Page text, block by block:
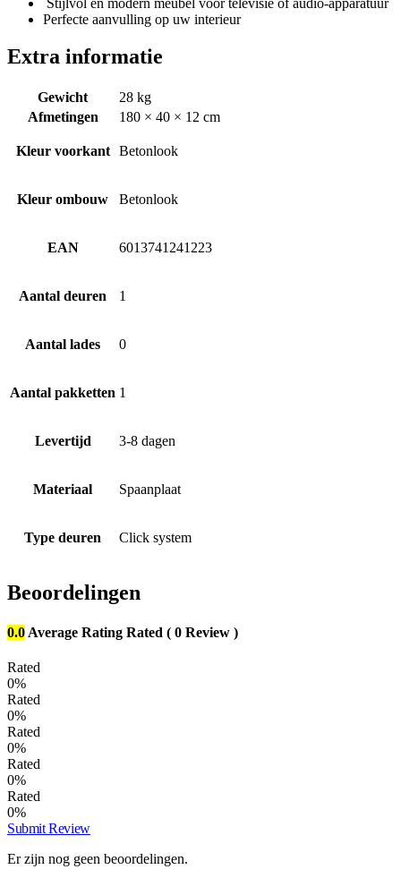
Perfecte aanvulling op uw interieur
Extra informatie
Gewicht
28 kg
Afmetingen
180 × 40 × 12 cm
Kleur voorkant Betonlook
Kleur ombouw Betonlook
EAN 6013741241223
Aantal deuren 1
Aantal lades 0
Aantal pakketten 1
Levertijd 3-8 dagen
Materiaal Spaanplaat
Type deuren Click system
Beoordelingen
0.0 Average Rating Rated ( 0 Review )
Rated
0%
Rated
0%
Rated
0%
Rated
0%
Rated
0%
Submit Review
Er zijn nog geen beoordelingen.